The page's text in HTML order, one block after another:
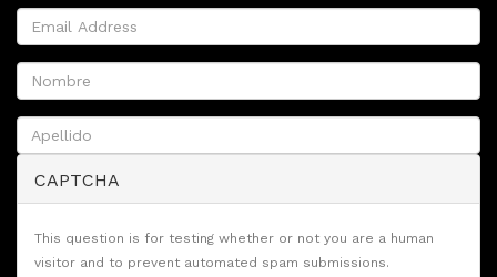
CAPTCHA
This question is for testing whether or not you are a human
visitor and to prevent automated spam submissions.